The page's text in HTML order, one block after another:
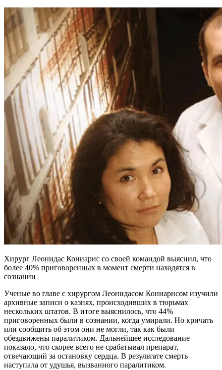
Хирург Леонидас Кониарис со своей командой выяснил, что
более 40% приговоренных в момент смерти находятся в
сознании
Ученые во главе с хирургом Леонидасом Кониарисом изучили
архивные записи о казнях, происходивших в тюрьмах
нескольких штатов. В итоге выяснилось, что 44%
приговоренных были в сознании, когда умирали. Но кричать
или сообщить об этом они не могли, так как были
обездвижены паралитиком. Дальнейшее исследование
показало, что скорее всего не срабатывал препарат,
отвечающий за остановку сердца. В результате смерть
наступала от удушья, вызванного паралитиком.